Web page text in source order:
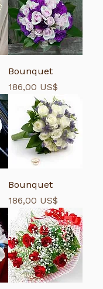
Bounquet
Giá
186,00 US$
Bounquet
Giá
186,00 US$